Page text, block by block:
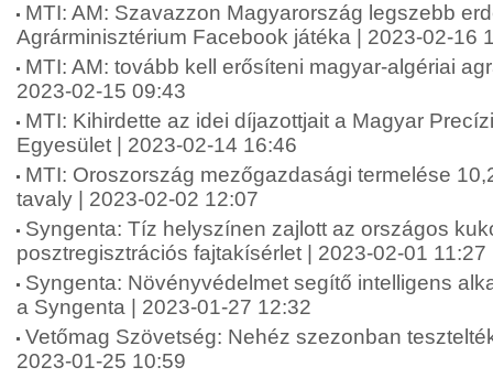
MTI: AM: Szavazzon Magyarország legszebb
Agrárminisztérium Facebook játéka | 2023-02-16
MTI: AM: tovább kell erősíteni magyar-algériai
2023-02-15 09:43
MTI: Kihirdette az idei díjazottjait a Magyar
Egyesület | 2023-02-14 16:46
MTI: Oroszország mezőgazdasági termelése
tavaly | 2023-02-02 12:07
Syngenta: Tíz helyszínen zajlott az országos
posztregisztrációs fajtakísérlet | 2023-02-01 11:27
Syngenta: Növényvédelmet segítő intelligens
a Syngenta | 2023-01-27 12:32
Vetőmag Szövetség: Nehéz szezonban
2023-01-25 10:59